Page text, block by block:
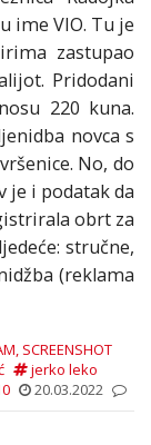
ime VIO. Tu je
zastupao
Pridodani
220 kuna.
novca s
No, do
je i podatak da
obrt za
stručne,
(reklama
SCREENSHOT
jerko leko
20.03.2022